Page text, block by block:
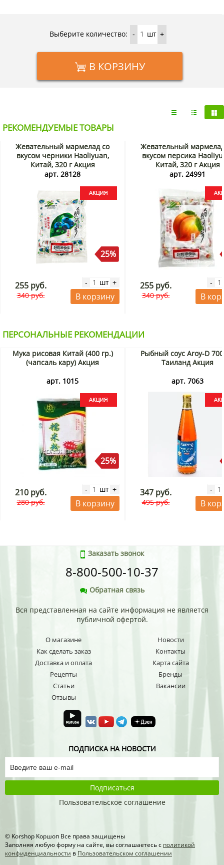
Выберите количество: - шт +
В КОРЗИНУ
РЕКОМЕНДУЕМЫЕ ТОВАРЫ
Жевательный мармелад со
вкусом черники Haoliyuan,
Китай, 320 г Акция
арт. 28128
25%
255 руб.
340 руб.
- шт +
В корзину
Жевательный
вкусом персика
Китай, 320 г Акция
арт. 24991
255 руб.
340 руб.
-
В
ПЕРСОНАЛЬНЫЕ РЕКОМЕНДАЦИИ
Мука рисовая Китай (400 гр.)
(чапсаль кару) Акция
арт. 1015
25%
210 руб.
280 руб.
- шт +
В корзину
Рыбный соус Aroy-D
Таиланд Акция
арт. 7063
347 руб.
495 руб.
-
В
Заказать звонок
8-800-500-10-37
Обратная связь
Вся представленная на сайте информация не является
публичной офертой.
О магазине
Как сделать заказ
Доставка и оплата
Рецепты
Статьи
Отзывы
Новости
Контакты
Карта сайта
Бренды
Вакансии
ПОДПИСКА НА НОВОСТИ
Подписаться
Пользовательское соглашение
© Korshop Koршоп Все права защищены
Заполняя любую форму на сайте, вы соглашаетесь с политикой
конфиденциальности в Пользовательском соглашении